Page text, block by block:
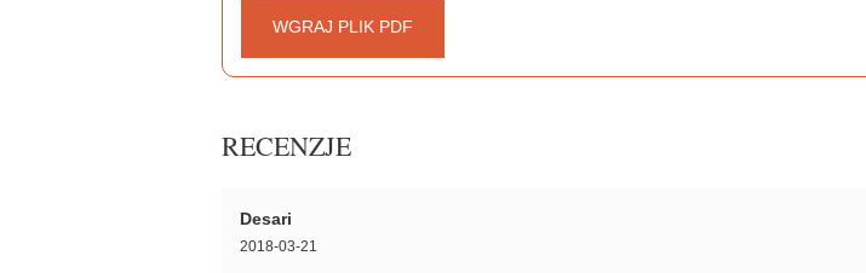
WGRAJ PLIK PDF
RECENZJE
Desari
2018-03-21